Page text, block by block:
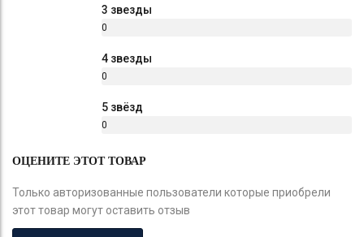
3 звезды
0
4 звезды
0
5 звёзд
0
ОЦЕНИТЕ ЭТОТ ТОВАР
Только авторизованные пользователи которые приобрели
этот товар могут оставить отзыв